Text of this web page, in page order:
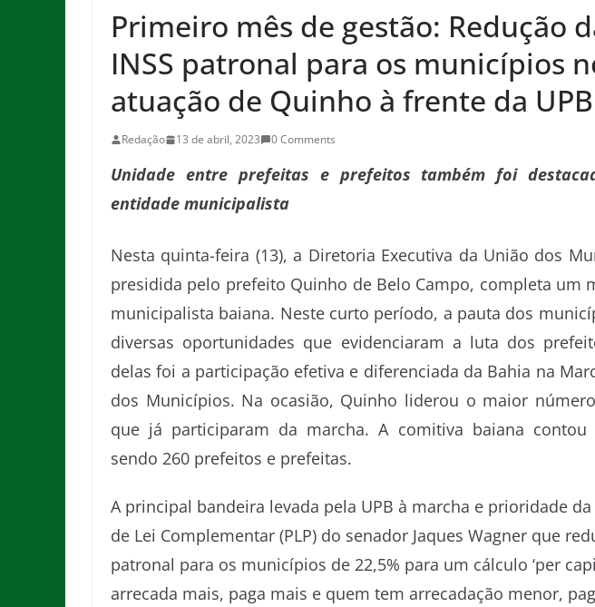
Primeiro mês de gestão: Redução
INSS patronal para os municípios
atuação de Quinho à frente da UPB
Redação 13 de abril, 2023 0 Comments
Unidade entre prefeitas e prefeitos também foi
entidade municipalista
Nesta quinta-feira (13), a Diretoria Executiva da União dos
presidida pelo prefeito Quinho de Belo Campo, completa um
municipalista baiana. Neste curto período, a pauta dos
diversas oportunidades que evidenciaram a luta dos
delas foi a participação efetiva e diferenciada da Bahia na
dos Municípios. Na ocasião, Quinho liderou o maior
que já participaram da marcha. A comitiva baiana contou
sendo 260 prefeitos e prefeitas.
A principal bandeira levada pela UPB à marcha e prioridade
de Lei Complementar (PLP) do senador Jaques Wagner que
patronal para os municípios de 22,5% para um cálculo ‘per
arrecada mais, paga mais e quem tem arrecadação menor,